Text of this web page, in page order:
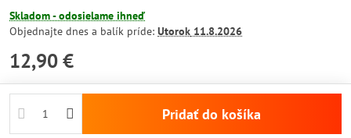
Skladom - odosielame ihneď
Objednajte dnes a balík príde: Utorok 11.8.2026
12,90 €
Pridať do košíka